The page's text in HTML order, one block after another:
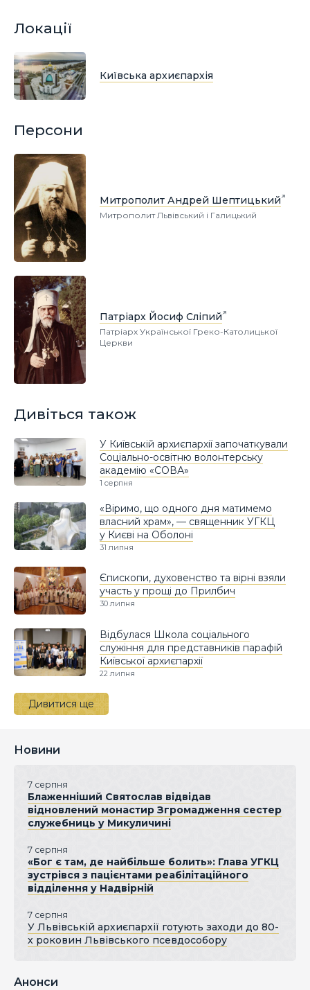
Локації
Київська архиєпархія
Персони
Митрополит Андрей Шептицький
Митрополит Львівський і Галицький
Патріарх Йосиф Сліпий
Патріарх Української Греко-Католицької
Церкви
Дивіться також
У Київській архиєпархії започаткували
Соціально-освітню волонтерську
академію «СОВА»
1 серпня
«Віримо, що одного дня матимемо
власний храм», — священник УГКЦ
у Києві на Оболоні
31 липня
Єпископи, духовенство та вірні взяли
участь у прощі до Прилбич
30 липня
Відбулася Школа соціального
служіння для представників парафій
Київської архиєпархії
22 липня
Дивитися ще
Новини
7 серпня
Блаженніший Святослав відвідав
відновлений монастир Згромадження сестер
служебниць у Микуличині
7 серпня
«Бог є там, де найбільше болить»: Глава УГКЦ
зустрівся з пацієнтами реабілітаційного
відділення у Надвірній
7 серпня
У Львівській архиєпархії готують заходи до 80-
х роковин Львівського псевдособору
Анонси